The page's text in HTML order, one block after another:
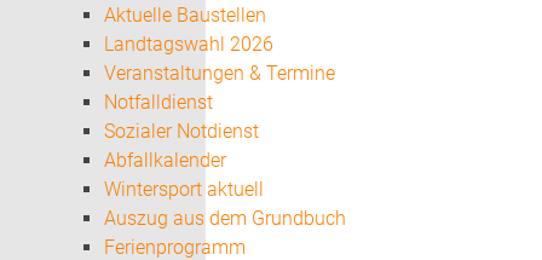
Aktuelle Baustellen
Landtagswahl 2026
Veranstaltungen & Termine
Notfalldienst
Sozialer Notdienst
Abfallkalender
Wintersport aktuell
Auszug aus dem Grundbuch
Ferienprogramm